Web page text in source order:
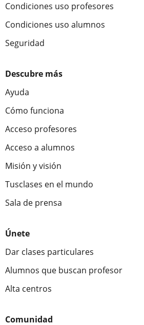
Condiciones uso profesores
Condiciones uso alumnos
Seguridad
Descubre más
Ayuda
Cómo funciona
Acceso profesores
Acceso a alumnos
Misión y visión
Tusclases en el mundo
Sala de prensa
Únete
Dar clases particulares
Alumnos que buscan profesor
Alta centros
Comunidad